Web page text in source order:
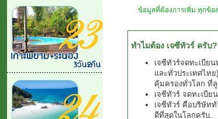
ข้อมูลที่ต้องการเพิ่ม ทุกข้อ
ทำไมต้อง เจซีทัวร์ ครับ?
เจซีทัวร์จดทะเบียน
และทั่วประเทศไท
คุ้มครองทั่วโลก ที่ลู
เจซีทัวร์ จดทะเบีย
เจซีทัวร์ คือบริษัททั
ดีที่สุดในโลกครับ.